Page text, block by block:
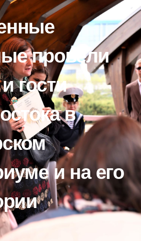
провели
гости
в
и на его